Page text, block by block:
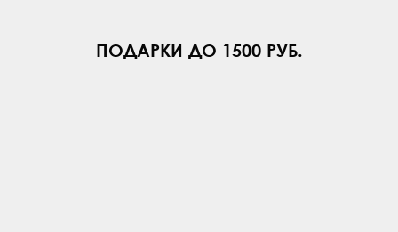
ПОДАРКИ ДО 1500 РУБ.